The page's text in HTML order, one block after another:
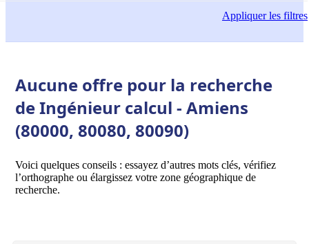
Appliquerles filtres
Aucune offre pour la recherche
de Ingénieur calcul - Amiens
(80000, 80080, 80090)
Voici quelques conseils : essayez d’autres mots clés, vérifiez
l’orthographe ou élargissez votre zone géographique de
recherche.